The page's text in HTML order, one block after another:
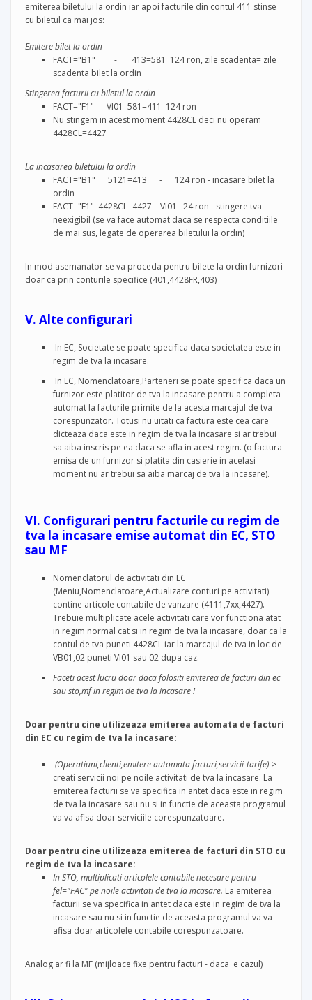
emiterea biletului la ordin iar apoi facturile din contul 411 stinse
cu biletul ca mai jos:
Emitere bilet la ordin
FACT="B1" - 413=581 124 ron, zile scadenta= zile
scadenta bilet la ordin
Stingerea facturii cu biletul la ordin
FACT="F1" VI01 581=411 124 ron
Nu stingem in acest moment 4428CL deci nu operam
4428CL=4427
La incasarea biletului la ordin
FACT="B1" 5121=413 - 124 ron - incasare bilet la
ordin
FACT="F1" 4428CL=4427 VI01 24 ron - stingere tva
neexigibil (se va face automat daca se respecta conditiile
de mai sus, legate de operarea biletului la ordin)
In mod asemanator se va proceda pentru bilete la ordin furnizori
doar ca prin conturile specifice (401,4428FR,403)
V. Alte configurari
In EC, Societate se poate specifica daca societatea este in
regim de tva la incasare.
In EC, Nomenclatoare,Parteneri se poate specifica daca un
furnizor este platitor de tva la incasare pentru a completa
automat la facturile primite de la acesta marcajul de tva
corespunzator. Totusi nu uitati ca factura este cea care
dicteaza daca este in regim de tva la incasare si ar trebui
sa aiba inscris pe ea daca se afla in acest regim. (o factura
emisa de un furnizor si platita din casierie in acelasi
moment nu ar trebui sa aiba marcaj de tva la incasare).
VI. Configurari pentru facturile cu regim de
tva la incasare emise automat din EC, STO
sau MF
Nomenclatorul de activitati din EC
(Meniu,Nomenclatoare,Actualizare conturi pe activitati)
contine articole contabile de vanzare (4111,7xx,4427).
Trebuie multiplicate acele activitati care vor functiona atat
in regim normal cat si in regim de tva la incasare, doar ca la
contul de tva puneti 4428CL iar la marcajul de tva in loc de
VB01,02 puneti VI01 sau 02 dupa caz.
Faceti acest lucru doar daca folositi emiterea de facturi din ec
sau sto,mf in regim de tva la incasare !
Doar pentru cine utilizeaza emiterea automata de facturi
din EC cu regim de tva la incasare:
(Operatiuni,clienti,emitere automata facturi,servicii-tarife)->
creati servicii noi pe noile activitati de tva la incasare. La
emiterea facturii se va specifica in antet daca este in regim
de tva la incasare sau nu si in functie de aceasta programul
va va afisa doar serviciile corespunzatoare.
Doar pentru cine utilizeaza emiterea de facturi din STO cu
regim de tva la incasare:
In STO, multiplicati articolele contabile necesare pentru
fel="FAC" pe noile activitati de tva la incasare. La emiterea
facturii se va specifica in antet daca este in regim de tva la
incasare sau nu si in functie de aceasta programul va va
afisa doar articolele contabile corespunzatoare.
Analog ar fi la MF (mijloace fixe pentru facturi - daca e cazul)